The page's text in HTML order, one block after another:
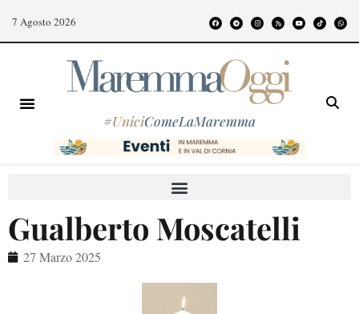
7 Agosto 2026
#UniciComeLaMaremma
Gualberto Moscatelli
27 Marzo 2025